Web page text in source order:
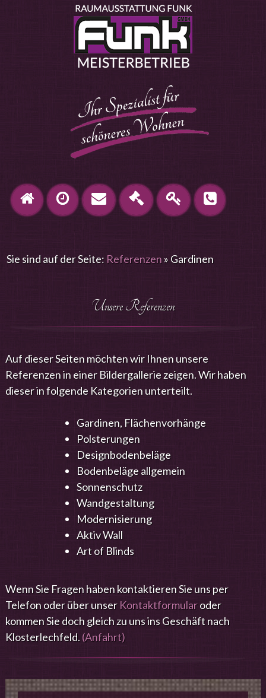
Sie sind auf der Seite: Referenzen» Gardinen
Unsere Referenzen
Auf dieser Seiten möchten wir Ihnen unsere
Referenzen in einer Bildergallerie zeigen. Wir haben
dieser in folgende Kategorien unterteilt.
Gardinen, Flächenvorhänge
Polsterungen
Designbodenbeläge
Bodenbeläge allgemein
Sonnenschutz
Wandgestaltung
Modernisierung
Aktiv Wall
Art of Blinds
Wenn Sie Fragen haben kontaktieren Sie uns per
Telefon oder über unser Kontaktformularoder
kommen Sie doch gleich zu uns ins Geschäft nach
Klosterlechfeld. (Anfahrt)